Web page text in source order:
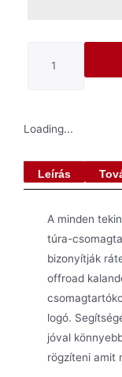
Loading...
Leírás
A minden
túra-
bizonyítják
offroad
logó.
jóval
rögzíteni amit